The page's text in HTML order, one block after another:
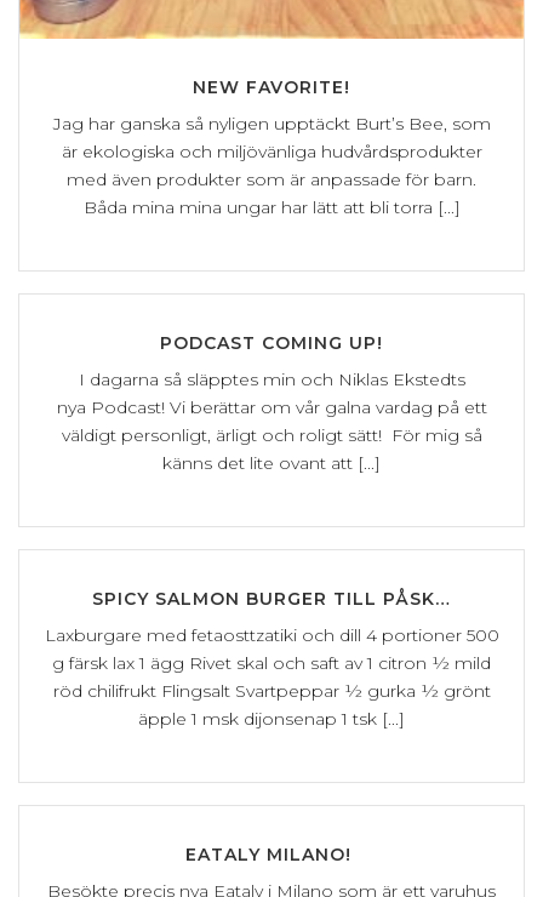
NEW FAVORITE!
Jag har ganska så nyligen upptäckt Burt’s Bee, som
är ekologiska och miljövänliga hudvårdsprodukter
med även produkter som är anpassade för barn.
Båda mina mina ungar har lätt att bli torra [...]
PODCAST COMING UP!
I dagarna så släpptes min och Niklas Ekstedts
nya Podcast! Vi berättar om vår galna vardag på ett
väldigt personligt, ärligt och roligt sätt! För mig så
känns det lite ovant att [...]
SPICY SALMON BURGER TILL PÅSK…
Laxburgare med fetaosttzatiki och dill 4 portioner 500
g färsk lax 1 ägg Rivet skal och saft av 1 citron ½ mild
röd chilifrukt Flingsalt Svartpeppar ½ gurka ½ grönt
äpple 1 msk dijonsenap 1 tsk [...]
EATALY MILANO!
Besökte precis nya Eataly i Milano som är ett varuhus